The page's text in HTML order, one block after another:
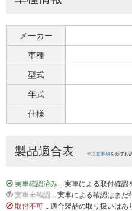
メーカー
車種
型式
年式
仕様
製品適合表 ※注意事項を必ずお
実車確認済み .. 実車による取付確認
実車未確認 .. 実車による確認はまだ
取付不可 .. 適合製品の取り扱いは